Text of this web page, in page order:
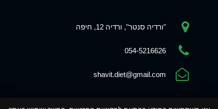
"ורדיה סנטר", ורדיה 12, חיפה
054-5216626
shavit.diet@gmail.com